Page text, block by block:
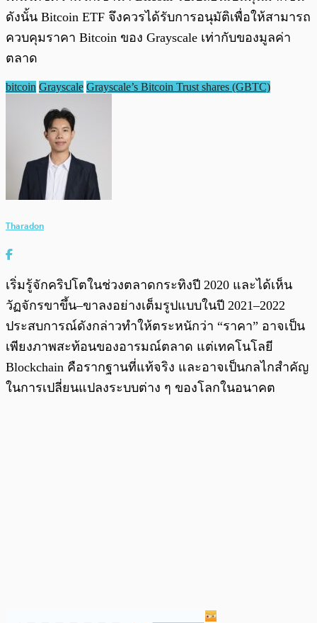
ดังนั้น Bitcoin ETF จึงควรได้รับการอนุมัติเพื่อให้สามารถ
ควบคุมราคา Bitcoin ของ Grayscale เท่ากับของมูลค่า
ตลาด
bitcoin Grayscale Grayscale’s Bitcoin Trust shares (GBTC)
Tharadon
เริ่มรู้จักคริปโตในช่วงตลาดกระทิงปี 2020 และได้เห็น
วัฏจักรขาขึ้น–ขาลงอย่างเต็มรูปแบบในปี 2021–2022
ประสบการณ์ดังกล่าวทำให้ตระหนักว่า “ราคา” อาจเป็น
เพียงภาพสะท้อนของอารมณ์ตลาด แต่เทคโนโลยี
Blockchain คือรากฐานที่แท้จริง และอาจเป็นกลไกสำคัญ
ในการเปลี่ยนแปลงระบบต่าง ๆ ของโลกในอนาคต